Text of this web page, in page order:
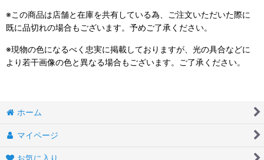
※この商品は店舗と在庫を共有している為、ご注文いただいた際に
既に品切れの場合もございます。予めご了承ください。
※現物の色になるべく忠実に掲載しておりますが、光の具合などに
より若干画像の色と異なる場合もございます。ご了承ください。
ホーム
マイページ
お気に入り